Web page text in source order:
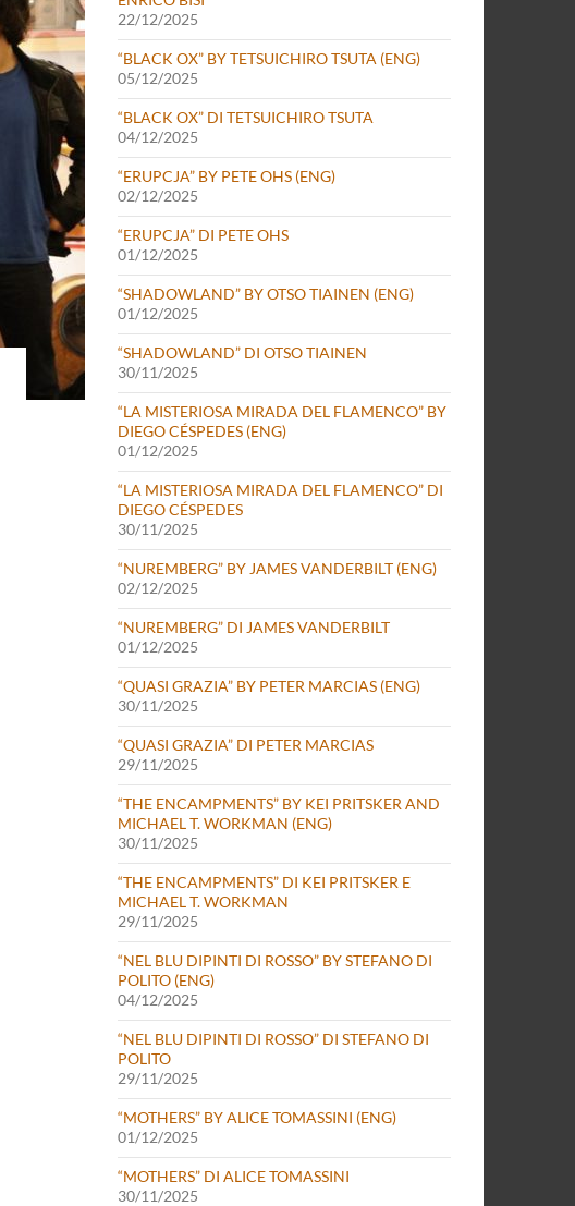
22/12/2025
“BLACK OX” BY TETSUICHIRO TSUTA (ENG)
05/12/2025
“BLACK OX” DI TETSUICHIRO TSUTA
04/12/2025
“ERUPCJA” BY PETE OHS (ENG)
02/12/2025
“ERUPCJA” DI PETE OHS
01/12/2025
“SHADOWLAND” BY OTSO TIAINEN (ENG)
01/12/2025
“SHADOWLAND” DI OTSO TIAINEN
30/11/2025
“LA MISTERIOSA MIRADA DEL FLAMENCO” BY
DIEGO CÉSPEDES (ENG)
01/12/2025
“LA MISTERIOSA MIRADA DEL FLAMENCO” DI
DIEGO CÉSPEDES
30/11/2025
“NUREMBERG” BY JAMES VANDERBILT (ENG)
02/12/2025
“NUREMBERG” DI JAMES VANDERBILT
01/12/2025
“QUASI GRAZIA” BY PETER MARCIAS (ENG)
30/11/2025
“QUASI GRAZIA” DI PETER MARCIAS
29/11/2025
“THE ENCAMPMENTS” BY KEI PRITSKER AND
MICHAEL T. WORKMAN (ENG)
30/11/2025
“THE ENCAMPMENTS” DI KEI PRITSKER E
MICHAEL T. WORKMAN
29/11/2025
“NEL BLU DIPINTI DI ROSSO” BY STEFANO DI
POLITO (ENG)
04/12/2025
“NEL BLU DIPINTI DI ROSSO” DI STEFANO DI
POLITO
29/11/2025
“MOTHERS” BY ALICE TOMASSINI (ENG)
01/12/2025
“MOTHERS” DI ALICE TOMASSINI
30/11/2025